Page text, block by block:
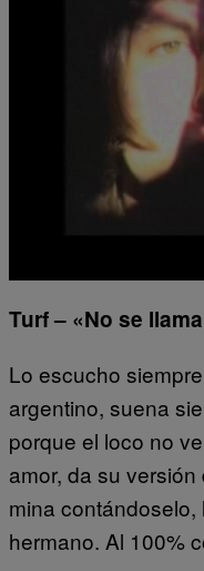
Turf – «No se
Lo escucho
argentino, suena
porque el loco no
amor, da su
mina
hermano. Al 100%